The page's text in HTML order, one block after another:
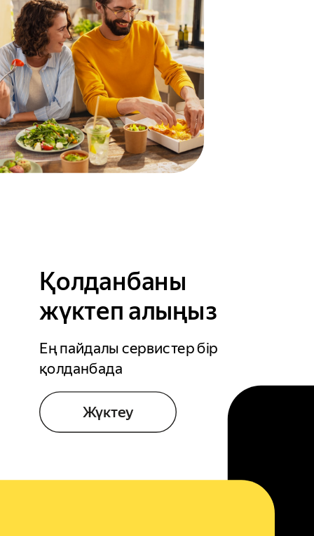
Қолданбаны
жүктеп алыңыз
Ең пайдалы сервистер бір
қолданбада
Жүктеу